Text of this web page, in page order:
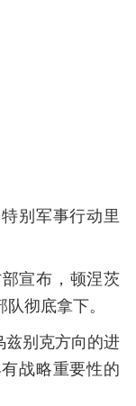
别军事行动里
宣布，顿涅茨
彻底拿下。
兹别克方向的进
战略重要性的